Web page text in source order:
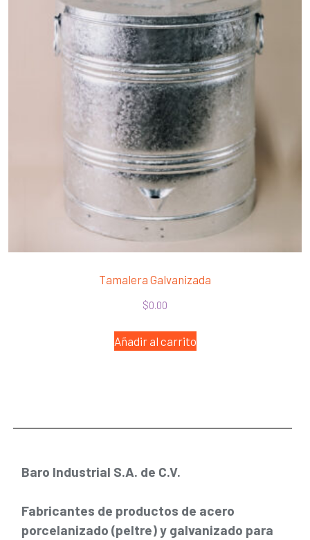
Tamalera Galvanizada
$0.00
Añadir al carrito
Baro Industrial S.A. de C.V.
Fabricantes de productos de acero
porcelanizado (peltre) y galvanizado para